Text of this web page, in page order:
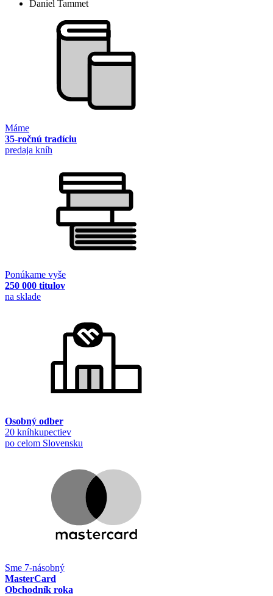
Daniel Tammet
Máme
35-ročnú tradíciu
predaja kníh
Ponúkame vyše
250 000 titulov
na sklade
Osobný odber
20 kníhkupectiev
po celom Slovensku
Sme 7-násobný
MasterCard
Obchodník roka